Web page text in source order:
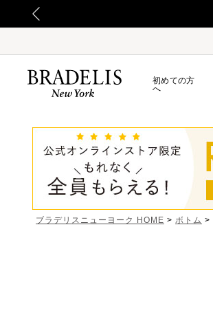
への影響についてのお詫び
初めての方
へ
ブラデリスニューヨーク HOME ボトム